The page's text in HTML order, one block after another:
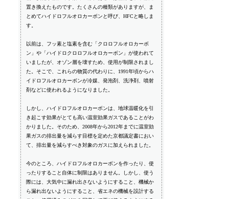
置き換えたものです。たくさんの種類がありますが、ま
とめてハイドロフルオロカーボンと呼び、HFCと略しま
す。
以前は、フッ素と塩素を含む「クロロフルオロカーボ
ン」や「ハイドロクロロフルオロカーボン」が使われて
いましたが、オゾン層を壊すため、使用が制限されまし
た。そこで、これらの物質の代わりに、1991年頃からハ
イドロフルオロカーボンが冷媒、発泡剤、洗浄剤、噴射
剤などに使われるようになりました。
しかし、ハイドロフルオロカーボンは、地球温暖化を引
き起こす効果がとても高い温室効果ガスであることがわ
かりました。そのため、2008年から2012年までに温室効
果ガスの排出量を減らす目標を定めた京都議定書におい
て、排出量を減らすべき対象のガスに加えられました。
今のところ、ハイドロフルオロカーボンを作ったり、使
ったりすること自体に制限はありません。しかし、使う
際には、大気中に漏れ出さないようにすること、機械か
ら漏れ出ないようにすること、省エネの機械を設計する